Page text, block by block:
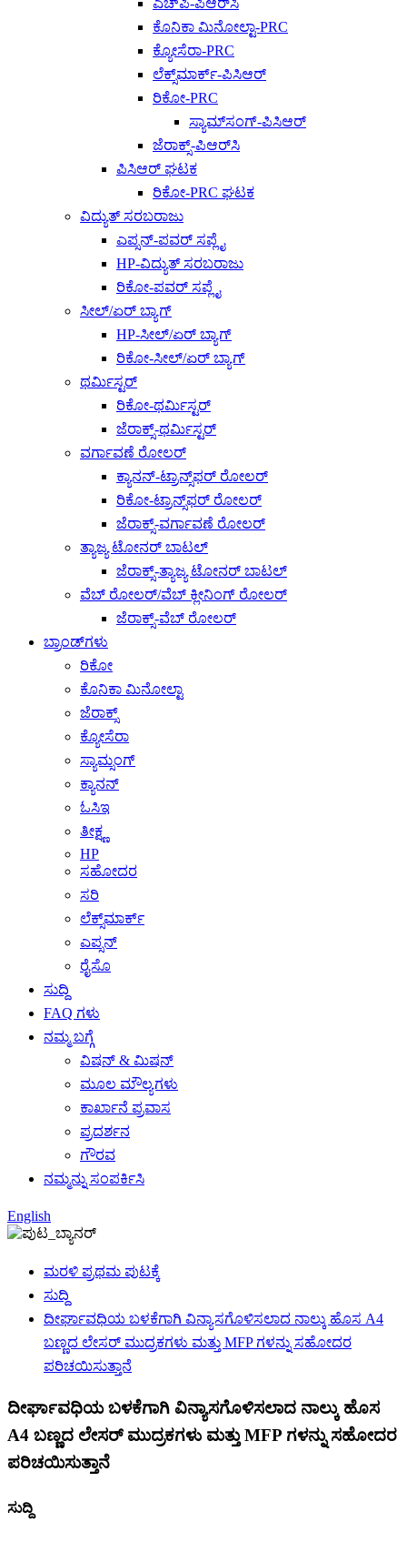
ಎಚ್‌ಪಿ-ಪಿಆರ್‌ಸಿ
ಕೊನಿಕಾ ಮಿನೋಲ್ಟಾ-PRC
ಕ್ಯೋಸೆರಾ-PRC
ಲೆಕ್ಸ್‌ಮಾರ್ಕ್-ಪಿಸಿಆರ್
ರಿಕೋ-PRC
ಸ್ಯಾಮ್‌ಸಂಗ್-ಪಿಸಿಆರ್
ಜೆರಾಕ್ಸ್-ಪಿಆರ್‌ಸಿ
ಪಿಸಿಆರ್ ಘಟಕ
ರಿಕೋ-PRC ಘಟಕ
ವಿದ್ಯುತ್ ಸರಬರಾಜು
ಎಪ್ಸನ್-ಪವರ್ ಸಪ್ಲೈ
HP-ವಿದ್ಯುತ್ ಸರಬರಾಜು
ರಿಕೋ-ಪವರ್ ಸಪ್ಲೈ
ಸೀಲ್/ಏರ್ ಬ್ಯಾಗ್
HP-ಸೀಲ್/ಏರ್ ಬ್ಯಾಗ್
ರಿಕೋ-ಸೀಲ್/ಏರ್ ಬ್ಯಾಗ್
ಥರ್ಮಿಸ್ಟರ್
ರಿಕೋ-ಥರ್ಮಿಸ್ಟರ್
ಜೆರಾಕ್ಸ್-ಥರ್ಮಿಸ್ಟರ್
ವರ್ಗಾವಣೆ ರೋಲರ್
ಕ್ಯಾನನ್-ಟ್ರಾನ್ಸ್‌ಫರ್ ರೋಲರ್
ರಿಕೋ-ಟ್ರಾನ್ಸ್‌ಫರ್ ರೋಲರ್
ಜೆರಾಕ್ಸ್-ವರ್ಗಾವಣೆ ರೋಲರ್
ತ್ಯಾಜ್ಯ ಟೋನರ್ ಬಾಟಲ್
ಜೆರಾಕ್ಸ್-ತ್ಯಾಜ್ಯ ಟೋನರ್ ಬಾಟಲ್
ವೆಬ್ ರೋಲರ್/ವೆಬ್ ಕ್ಲೀನಿಂಗ್ ರೋಲರ್
ಜೆರಾಕ್ಸ್-ವೆಬ್ ರೋಲರ್
ಬ್ರಾಂಡ್‌ಗಳು
ರಿಕೋ
ಕೊನಿಕಾ ಮಿನೋಲ್ಟಾ
ಜೆರಾಕ್ಸ್
ಕ್ಯೋಸೆರಾ
ಸ್ಯಾಮ್ಸಂಗ್
ಕ್ಯಾನನ್
ಓಸಿಇ
ತೀಕ್ಷ್ಣ
HP
ಸಹೋದರ
ಸರಿ
ಲೆಕ್ಸ್‌ಮಾರ್ಕ್
ಎಪ್ಸನ್
ರೈಸೊ
ಸುದ್ದಿ
FAQ ಗಳು
ನಮ್ಮ ಬಗ್ಗೆ
ವಿಷನ್ & ಮಿಷನ್
ಮೂಲ ಮೌಲ್ಯಗಳು
ಕಾರ್ಖಾನೆ ಪ್ರವಾಸ
ಪ್ರದರ್ಶನ
ಗೌರವ
ನಮ್ಮನ್ನು ಸಂಪರ್ಕಿಸಿ
English
ಮರಳಿ ಪ್ರಥಮ ಪುಟಕ್ಕೆ
ಸುದ್ದಿ
ದೀರ್ಘಾವಧಿಯ ಬಳಕೆಗಾಗಿ ವಿನ್ಯಾಸಗೊಳಿಸಲಾದ ನಾಲ್ಕು ಹೊಸ A4
ಬಣ್ಣದ ಲೇಸರ್ ಮುದ್ರಕಗಳು ಮತ್ತು MFP ಗಳನ್ನು ಸಹೋದರ
ಪರಿಚಯಿಸುತ್ತಾನೆ
ದೀರ್ಘಾವಧಿಯ ಬಳಕೆಗಾಗಿ ವಿನ್ಯಾಸಗೊಳಿಸಲಾದ ನಾಲ್ಕು ಹೊಸ
A4 ಬಣ್ಣದ ಲೇಸರ್ ಮುದ್ರಕಗಳು ಮತ್ತು MFP ಗಳನ್ನು ಸಹೋದರ
ಪರಿಚಯಿಸುತ್ತಾನೆ
ಸುದ್ದಿ